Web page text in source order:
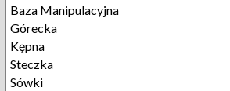
Baza Manipulacyjna
Górecka
Kępna
Steczka
Sówki